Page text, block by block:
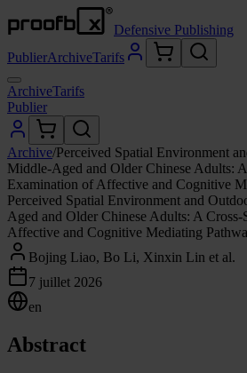
Defensive Publishing
PublierArchiveTarifs
ArchiveTarifs
Publier
Archive/Perceived Spatial Environment
Middle-Aged and Older Chinese Adults:
Examination of Affective and Cognitive
Perceived Spatial Environment and
Aged and Older Chinese Adults: A
Affective and Cognitive Mediating
Bojing Liao, Bo Li, Xinxin Lin et al.
7 juillet 2026
en
Abstract